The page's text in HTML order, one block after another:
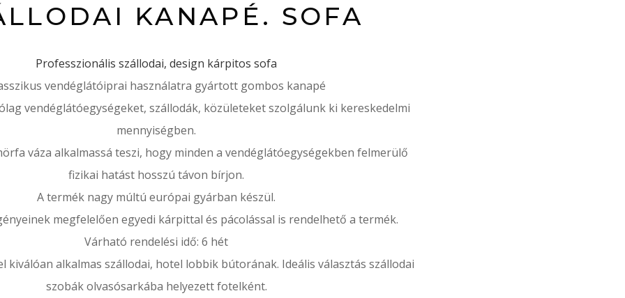
KANAPÉ. SOFA
Professzionális szállodai, design kárpitos sofa
vendéglátóiprai használatra gyártott gombos kanapé
vendéglátóegységeket, szállodák, közületeket szolgálunk ki kereskedelmi
mennyiségben.
váza alkalmassá teszi, hogy minden a vendéglátóegységekben felmerülő
fizikai hatást hosszú távon bírjon.
A termék nagy múltú európai gyárban készül.
megfelelően egyedi kárpittal és pácolással is rendelhető a termék.
Várható rendelési idő: 6 hét
kiválóan alkalmas szállodai, hotel lobbik bútorának. Ideális választás szállodai
szobák olvasósarkába helyezett fotelként.